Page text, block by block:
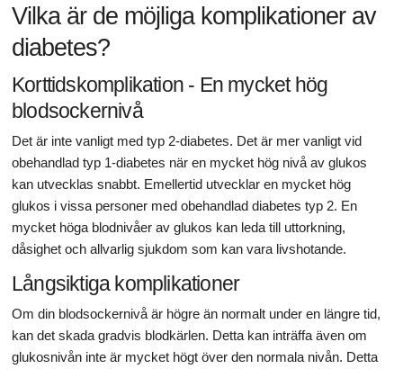
Vilka är de möjliga komplikationer av
diabetes?
Korttidskomplikation - En mycket hög
blodsockernivå
Det är inte vanligt med typ 2-diabetes. Det är mer vanligt vid
obehandlad typ 1-diabetes när en mycket hög nivå av glukos
kan utvecklas snabbt. Emellertid utvecklar en mycket hög
glukos i vissa personer med obehandlad diabetes typ 2. En
mycket höga blodnivåer av glukos kan leda till uttorkning,
dåsighet och allvarlig sjukdom som kan vara livshotande.
Långsiktiga komplikationer
Om din blodsockernivå är högre än normalt under en längre tid,
kan det skada gradvis blodkärlen. Detta kan inträffa även om
glukosnivån inte är mycket högt över den normala nivån. Detta